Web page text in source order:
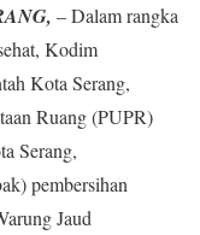
– Dalam rangka
Kodim
Kota Serang,
Ruang (PUPR)
Serang,
pembersihan
Jaud